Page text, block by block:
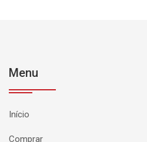
Menu
Início
Comprar